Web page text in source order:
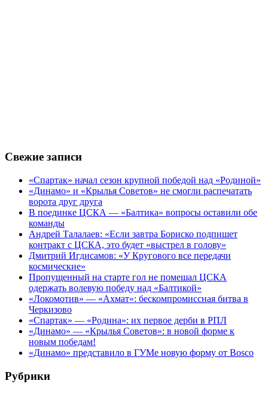
Свежие записи
«Спартак» начал сезон крупной победой над «Родиной»
«Динамо» и «Крылья Советов» не смогли распечатать
ворота друг друга
В поединке ЦСКА — «Балтика» вопросы оставили обе
команды
Андрей Талалаев: «Если завтра Бориско подпишет
контракт с ЦСКА, это будет «выстрел в голову»
Дмитрий Игдисамов: «У Кругового все передачи
космические»
Пропущенный на старте гол не помешал ЦСКА
одержать волевую победу над «Балтикой»
«Локомотив» — «Ахмат»: бескомпромиссная битва в
Черкизово
«Спартак» — «Родина»: их первое дерби в РПЛ
«Динамо» — «Крылья Советов»: в новой форме к
новым победам!
«Динамо» представило в ГУМе новую форму от Bosco
Рубрики